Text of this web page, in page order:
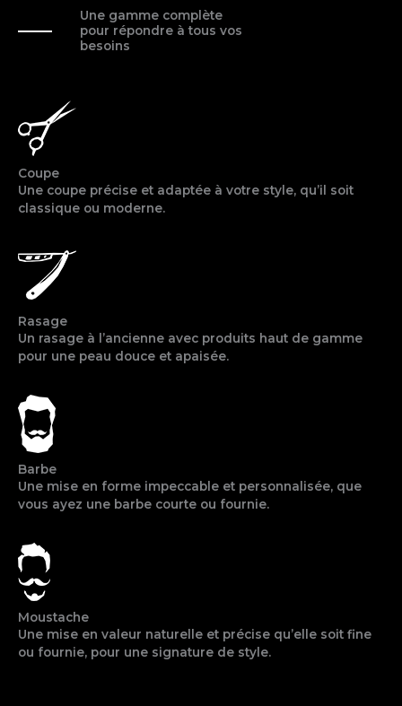
Une gamme complète
pour répondre à tous vos
besoins
Coupe
Une coupe précise et adaptée à votre style, qu’il soit
classique ou moderne.
Rasage
Un rasage à l’ancienne avec produits haut de gamme
pour une peau douce et apaisée.
Barbe
Une mise en forme impeccable et personnalisée, que
vous ayez une barbe courte ou fournie.
Moustache
Une mise en valeur naturelle et précise qu’elle soit fine
ou fournie, pour une signature de style.